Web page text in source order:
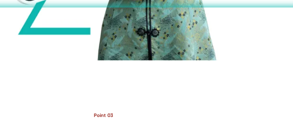
Point 03